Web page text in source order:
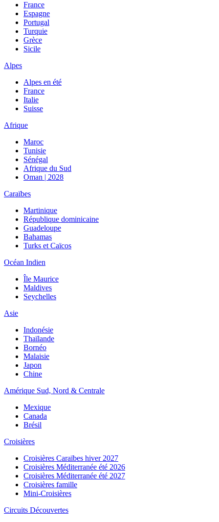
France
Espagne
Portugal
Turquie
Grèce
Sicile
Alpes
Alpes en été
France
Italie
Suisse
Afrique
Maroc
Tunisie
Sénégal
Afrique du Sud
Oman | 2028
Caraïbes
Martinique
République dominicaine
Guadeloupe
Bahamas
Turks et Caïcos
Océan Indien
Île Maurice
Maldives
Seychelles
Asie
Indonésie
Thaïlande
Bornéo
Malaisie
Japon
Chine
Amérique Sud, Nord & Centrale
Mexique
Canada
Brésil
Croisières
Croisières Caraïbes hiver 2027
Croisières Méditerranée été 2026
Croisières Méditerranée été 2027
Croisières famille
Mini-Croisières
Circuits Découvertes